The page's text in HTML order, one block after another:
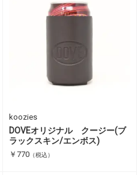
koozies
DOVEオリジナル クージー(ブ
ラックスキン/エンボス)
￥770 （税込）